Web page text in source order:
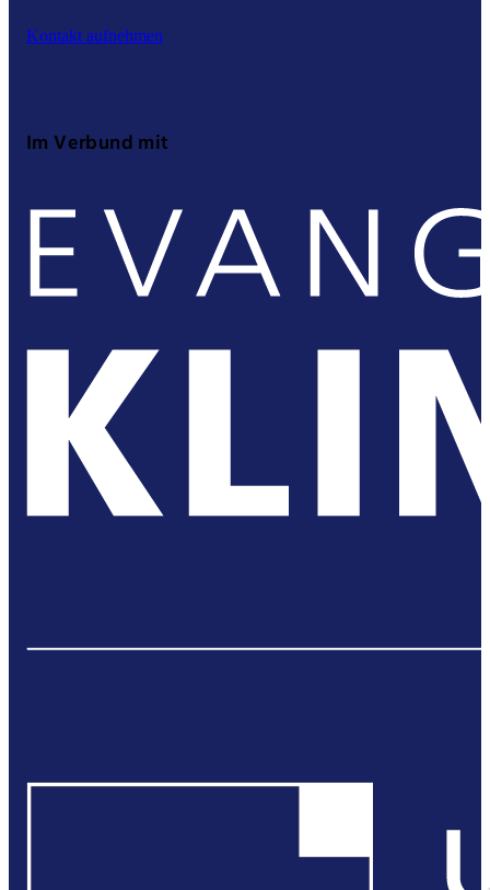
Kontakt aufnehmen
Im Verbund mit